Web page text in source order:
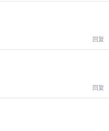
回复
回复